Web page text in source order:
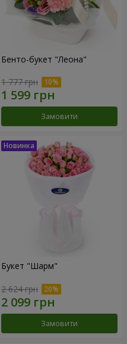
Бенто-букет "Леона"
1 777 грн
Замовити
Букет "Шарм"
2 624 грн
Замовити